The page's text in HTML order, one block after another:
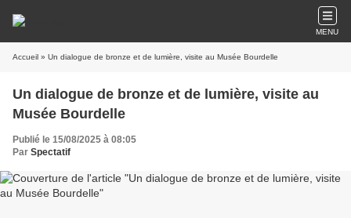
MENU
Accueil » Un dialogue de bronze et de lumière, visite au Musée Bourdelle
Un dialogue de bronze et de lumière, visite au
Musée Bourdelle
Publié le 15/08/2025 à 08:05
Par Spectatif